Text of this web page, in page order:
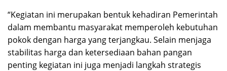
“Kegiatan ini merupakan bentuk kehadiran Pemerintah
dalam membantu masyarakat memperoleh kebutuhan
pokok dengan harga yang terjangkau. Selain menjaga
stabilitas harga dan ketersediaan bahan pangan
penting kegiatan ini juga menjadi langkah strategis